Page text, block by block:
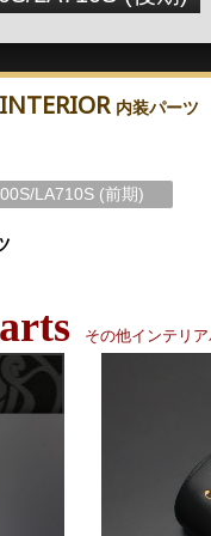
内装パーツ
LA710S (前期)
その他インテリ